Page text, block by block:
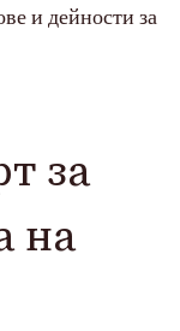
и дейности за
за
на